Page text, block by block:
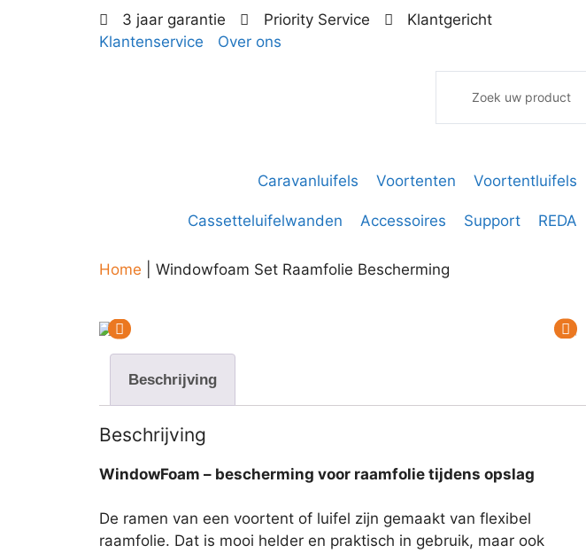
3 jaar garantie Priority Service
Klantgericht
Klantenservice
Over ons
Caravanluifels Voortenten Voortentluifels
Cassetteluifelwanden Accessoires Support REDA
Home Windowfoam Set Raamfolie Bescherming
Beschrijving
Beschrijving
WindowFoam – bescherming voor raamfolie tijdens opslag
De ramen van een voortent of luifel zijn gemaakt van flexibel
raamfolie. Dat is mooi helder en praktisch in gebruik, maar ook